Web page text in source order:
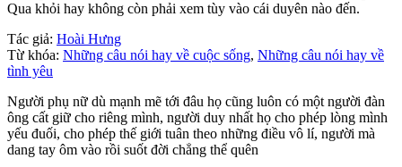
Qua khỏi hay không còn phải xem tùy vào cái duyên nào đến.
Tác giả: Hoài Hưng
Từ khóa: Những câu nói hay về cuộc sống, Những câu nói hay về
tình yêu
Người phụ nữ dù mạnh mẽ tới đâu họ cũng luôn có một người đàn
ông cất giữ cho riêng mình, người duy nhất họ cho phép lòng mình
yếu đuối, cho phép thế giới tuân theo những điều vô lí, người mà
dang tay ôm vào rồi suốt đời chẳng thể quên